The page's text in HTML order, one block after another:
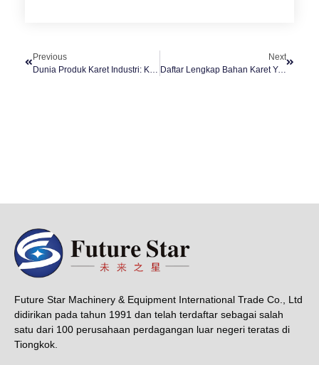
Previous
Dunia Produk Karet Industri: Komponen Kecil Dengan Peran Besar
Next
Daftar Lengkap Bahan Karet Yang Umum Digunakan Untuk Peralatan Industri.
Future Star Machinery & Equipment International Trade Co., Ltd
didirikan pada tahun 1991 dan telah terdaftar sebagai salah
satu dari 100 perusahaan perdagangan luar negeri teratas di
Tiongkok.